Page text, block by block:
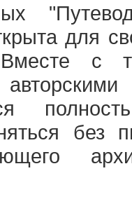
для
с
без